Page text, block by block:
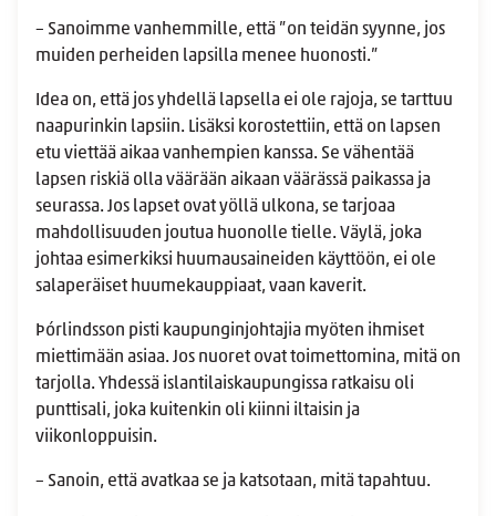
– Sanoimme vanhemmille, että ”on teidän syynne, jos
muiden perheiden lapsilla menee huonosti.”
Idea on, että jos yhdellä lapsella ei ole rajoja, se tarttuu
naapurinkin lapsiin. Lisäksi korostettiin, että on lapsen
etu viettää aikaa vanhempien kanssa. Se vähentää
lapsen riskiä olla väärään aikaan väärässä paikassa ja
seurassa. Jos lapset ovat yöllä ulkona, se tarjoaa
mahdollisuuden joutua huonolle tielle. Väylä, joka
johtaa esimerkiksi huumausaineiden käyttöön, ei ole
salaperäiset huumekauppiaat, vaan kaverit.
Þórlindsson pisti kaupunginjohtajia myöten ihmiset
miettimään asiaa. Jos nuoret ovat toimettomina, mitä on
tarjolla. Yhdessä islantilaiskaupungissa ratkaisu oli
punttisali, joka kuitenkin oli kiinni iltaisin ja
viikonloppuisin.
– Sanoin, että avatkaa se ja katsotaan, mitä tapahtuu.